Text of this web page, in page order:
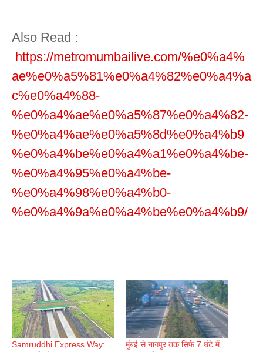
Also Read :
https://metromumbailive.com/%e0%a4%
ae%e0%a5%81%e0%a4%82%e0%a4%a
c%e0%a4%88-
%e0%a4%ae%e0%a5%87%e0%a4%82-
%e0%a4%ae%e0%a5%8d%e0%a4%b9
%e0%a4%be%e0%a4%a1%e0%a4%be-
%e0%a4%95%e0%a4%be-
%e0%a4%98%e0%a4%b0-
%e0%a4%9a%e0%a4%be%e0%a4%b9/
Samruddhi Express Way:
मुंबई से नागपुर तक सिर्फ 7 घंटे में,